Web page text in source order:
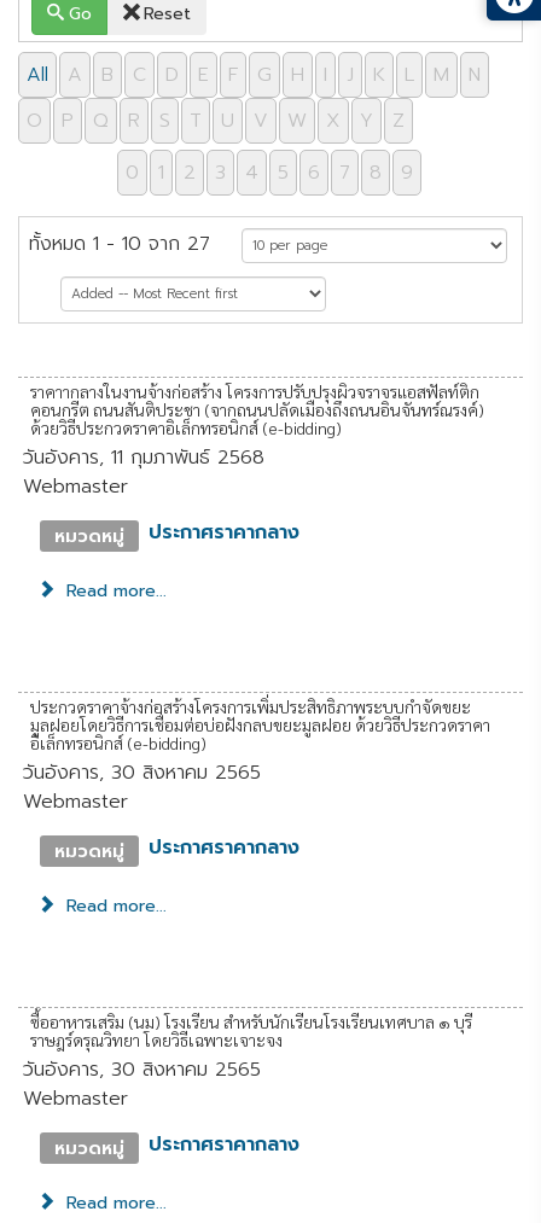
Go Reset
All A B C D E F G H I J K L M
N
O
P Q R S T U V W X Y
Z
0
1 2 3 4 5 6 7 8 9
ทั้งหมด 1 - 10 จาก 27
ราคาากลางในงานจ้างก่อสร้าง โครงการปรับปรุงผิวจราจรแอสฟัลท์ติก
คอนกรีต ถนนสันติประชา (จากถนนปลัดเมืองถึงถนนอินจันทร์ณรงค์)
ด้วยวิธีประกวดราคาอิเล็กทรอนิกส์ (e-bidding)
วันอังคาร, 11 กุมภาพันธ์ 2568
Webmaster
หมวดหมู่ ประกาศราคากลาง
Read more...
ประกวดราคาจ้างก่อสร้างโครงการเพิ่มประสิทธิภาพระบบกำจัดขยะ
มูลฝอยโดยวิธีการเชื่อมต่อบ่อฝังกลบขยะมูลฝอย ด้วยวิธีประกวดราคา
อิเล็กทรอนิกส์ (e-bidding)
วันอังคาร, 30 สิงหาคม 2565
Webmaster
หมวดหมู่ ประกาศราคากลาง
Read more...
ซื้ออาหารเสริม (นม) โรงเรียน สำหรับนักเรียนโรงเรียนเทศบาล ๑ บุรี
ราษฎร์ดรุณวิทยา โดยวิธีเฉพาะเจาะจง
วันอังคาร, 30 สิงหาคม 2565
Webmaster
หมวดหมู่ ประกาศราคากลาง
Read more...